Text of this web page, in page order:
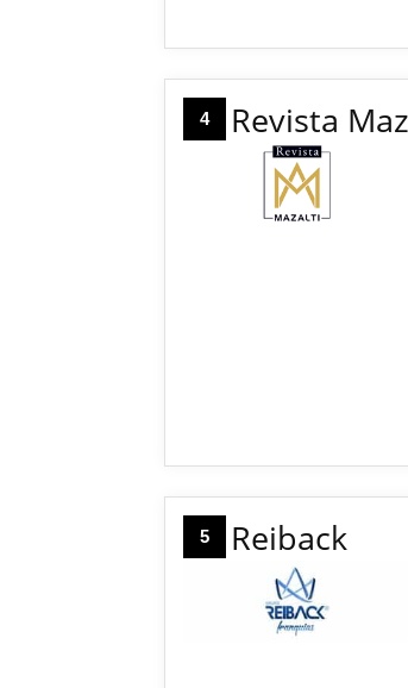
4 Revista
5 Reiback